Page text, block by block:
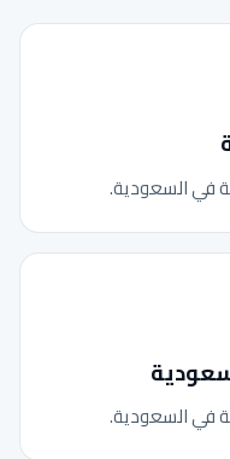
في السعودية.
في السعودية.